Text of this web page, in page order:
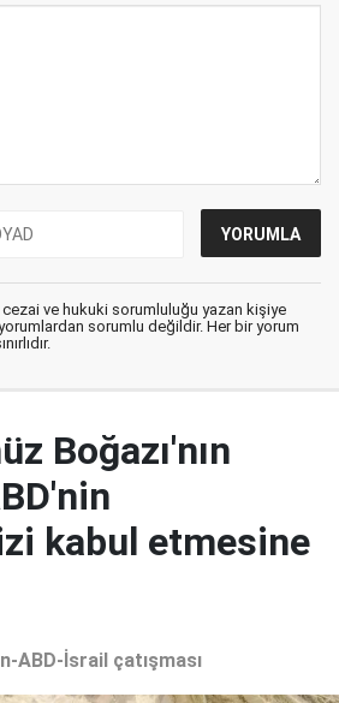
cezai ve hukuki sorumluluğu yazan kişiye
sorumlu değildir. Her bir yorum
Boğazı'nın
kabul etmesine
ABD-İsrail çatışması